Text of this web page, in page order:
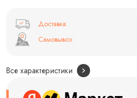
Доставка:
Самовывоз:
Все характеристики